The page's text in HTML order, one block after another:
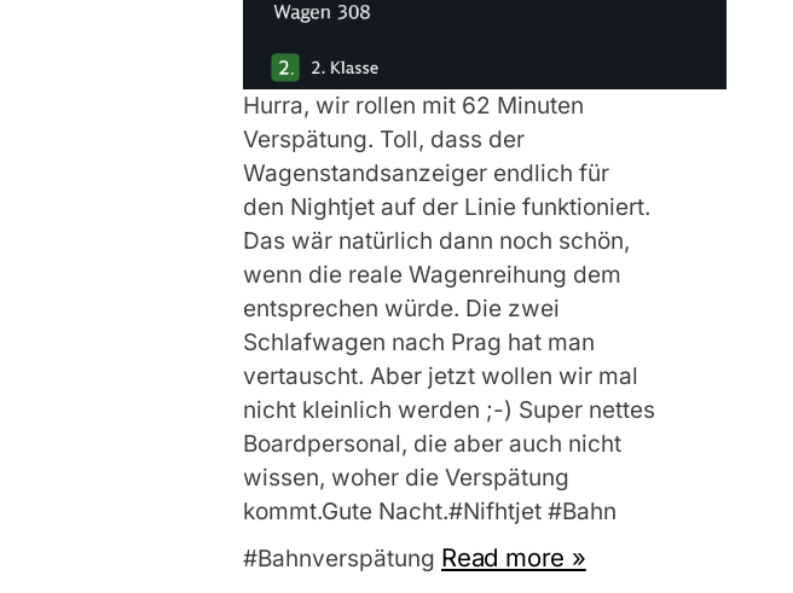
Hurra, wir rollen mit 62 Minuten
Verspätung. Toll, dass der
Wagenstandsanzeiger endlich für
den Nightjet auf der Linie funktioniert.
Das wär natürlich dann noch schön,
wenn die reale Wagenreihung dem
entsprechen würde. Die zwei
Schlafwagen nach Prag hat man
vertauscht. Aber jetzt wollen wir mal
nicht kleinlich werden ;-) Super nettes
Boardpersonal, die aber auch nicht
wissen, woher die Verspätung
kommt.Gute Nacht.#Nifhtjet #Bahn
#Bahnverspätung Read more »